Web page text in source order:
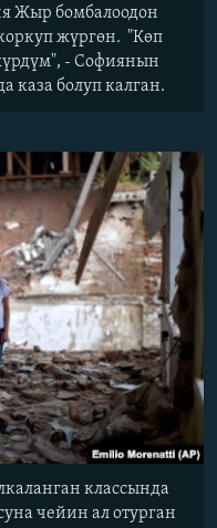
Жыр бомбалоодон
жүргөн. "Көп
- Софиянын
каза болуп калган.
классында
чейин ал отурган